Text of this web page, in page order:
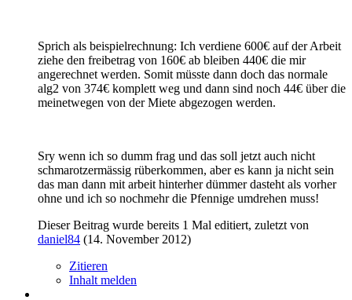
Sprich als beispielrechnung: Ich verdiene 600€ auf der Arbeit
ziehe den freibetrag von 160€ ab bleiben 440€ die mir
angerechnet werden. Somit müsste dann doch das normale
alg2 von 374€ komplett weg und dann sind noch 44€ über die
meinetwegen von der Miete abgezogen werden.
Sry wenn ich so dumm frag und das soll jetzt auch nicht
schmarotzermässig rüberkommen, aber es kann ja nicht sein
das man dann mit arbeit hinterher dümmer dasteht als vorher
ohne und ich so nochmehr die Pfennige umdrehen muss!
Dieser Beitrag wurde bereits 1 Mal editiert, zuletzt von
daniel84 (14. November 2012)
Zitieren
Inhalt melden